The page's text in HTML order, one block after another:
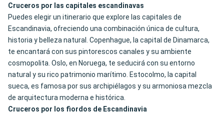
Cruceros por las capitales escandinavas
Puedes elegir un itinerario que explore las capitales de
Escandinavia, ofreciendo una combinación única de cultura,
historia y belleza natural. Copenhague, la capital de Dinamarca,
te encantará con sus pintorescos canales y su ambiente
cosmopolita. Oslo, en Noruega, te seducirá con su entorno
natural y su rico patrimonio marítimo. Estocolmo, la capital
sueca, es famosa por sus archipiélagos y su armoniosa mezcla
de arquitectura moderna e histórica.
Cruceros por los fiordos de Escandinavia